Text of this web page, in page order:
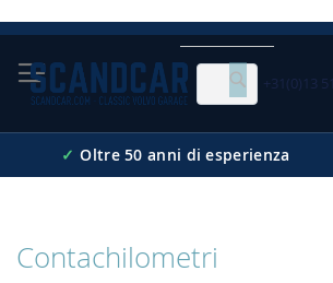
Skip
Content
Cerca
+31(0)13
✓ Oltre 50 anni di esperienza
Contachilometri